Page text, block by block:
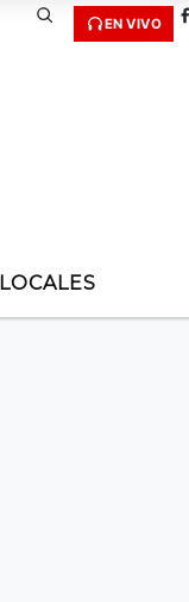
EN VIVO
LOCALES